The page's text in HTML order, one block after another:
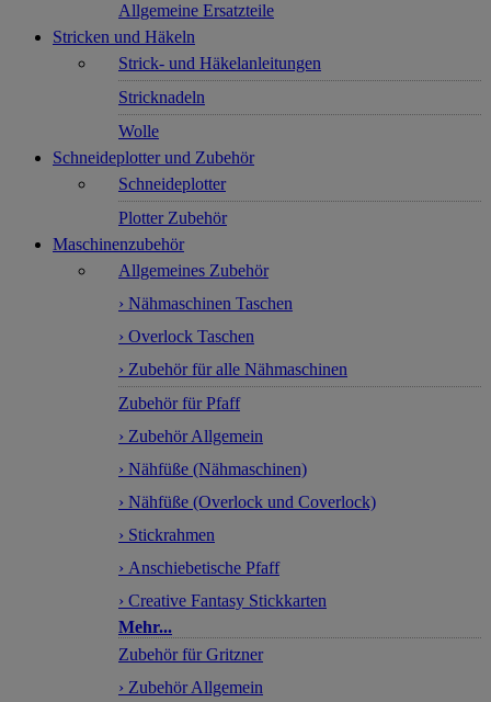
Allgemeine Ersatzteile
Stricken und Häkeln
Strick- und Häkelanleitungen
Stricknadeln
Wolle
Schneideplotter und Zubehör
Schneideplotter
Plotter Zubehör
Maschinenzubehör
Allgemeines Zubehör
› Nähmaschinen Taschen
› Overlock Taschen
› Zubehör für alle Nähmaschinen
Zubehör für Pfaff
› Zubehör Allgemein
› Nähfüße (Nähmaschinen)
› Nähfüße (Overlock und Coverlock)
› Stickrahmen
› Anschiebetische Pfaff
› Creative Fantasy Stickkarten
Mehr...
Zubehör für Gritzner
› Zubehör Allgemein